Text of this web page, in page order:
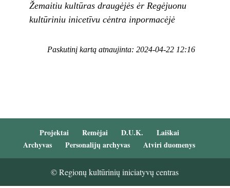
Žemaitiu kultūras draugėjės ėr Regėjuonu
kultūriniu inicetīvu cėntra inpormacėjė
Paskutinį kartą atnaujinta: 2024-04-22 12:16
Projektai Remėjai D.U.K.
Laiškai
Archyvas
Personalijų archyvas Atviri duomenys
© Regionų kultūrinių iniciatyvų centras